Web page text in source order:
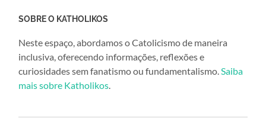
SOBRE O KATHOLIKOS
Neste espaço, abordamos o Catolicismo de maneira
inclusiva, oferecendo informações, reflexões e
curiosidades sem fanatismo ou fundamentalismo.Saiba
mais sobre Katholikos.